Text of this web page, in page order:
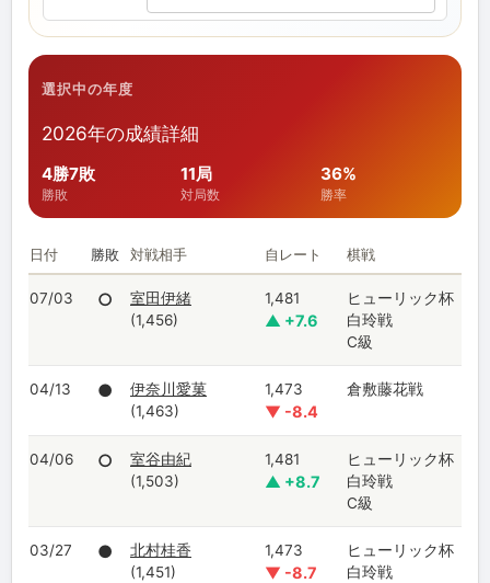
選択中の年度
2026年の成績詳細
4勝7敗
勝敗
11局
対局数
36%
勝率
日付 勝敗 対戦相手 自レート 棋戦
07/03 ○
室田伊緒
(1,456)
1,481
▲ +7.6
ヒューリック杯
白玲戦
C級
04/13 ●
伊奈川愛菓
(1,463)
1,473
▼ -8.4
倉敷藤花戦
04/06 ○
室谷由紀
(1,503)
1,481
▲ +8.7
ヒューリック杯
白玲戦
C級
03/27 ●
北村桂香
(1,451)
1,473
▼ -8.7
ヒューリック杯
白玲戦